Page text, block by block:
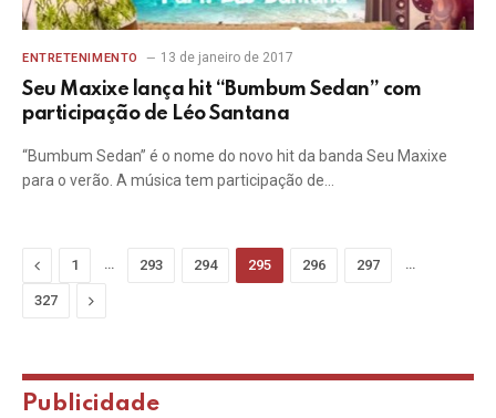
ENTRETENIMENTO 13 de janeiro de 2017
Seu Maxixe lança hit “Bumbum Sedan” com
participação de Léo Santana
“Bumbum Sedan” é o nome do novo hit da banda Seu Maxixe
para o verão. A música tem participação de…
Previous
1 … 293 294 295 296 297 …
327 Next
Publicidade